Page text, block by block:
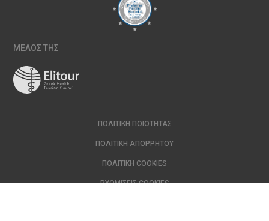
ΜΕΛΟΣ ΤΗΣ
ΠΟΛΙΤΙΚΉ ΠΟΙΌΤΗΤΑΣ
ΠΟΛΙΤΙΚΉ ΑΠΟΡΡΉΤΟΥ
ΠΟΛΙΤΙΚΉ COOKIES
ΡΥΘΜΊΣΕΙΣ COOKIES